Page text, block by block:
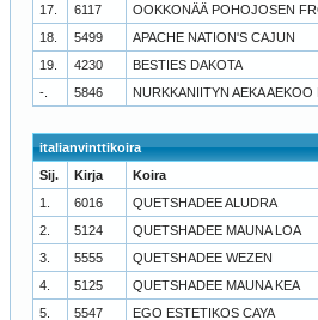
17.
6117 OOKKONÄÄ POHOJOSEN
18.
5499 APACHE NATION'S CAJUN
19.
4230 BESTIES DAKOTA
-.
5846 NURKKANIITYN AEKA AEKOO
italianvinttikoira
Sij.
Kirja Koira
1.
6016 QUETSHADEE ALUDRA
2.
5124 QUETSHADEE MAUNA LOA
3.
5555 QUETSHADEE WEZEN
4.
5125 QUETSHADEE MAUNA KEA
5.
5547 EGO ESTETIKOS CAYA